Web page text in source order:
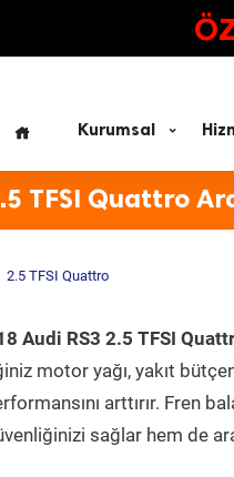
Kurumsal
TFSI Quattro
2.5 TFSI Quattro
Audi RS3 2.5 TFSI
motor yağı, yakıt
arttırır. Fren
sağlar hem de